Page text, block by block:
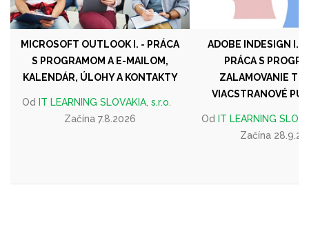
MICROSOFT OUTLOOK I. - PRÁCA
S PROGRAMOM A E-MAILOM,
KALENDÁR, ÚLOHY A KONTAKTY
Od IT LEARNING SLOVAKIA, s.r.o.
Začína 7.8.2026
ADOBE INDESIGN I.
PRÁCA S
ZALAMOVANIE
VIACSTRANOVÉ
Od IT LEARNING
Začína